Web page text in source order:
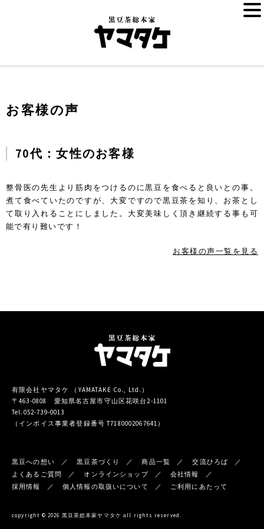
お客様の声
70代：女性のお客様
整骨医の先生より筋肉をつけるのに黒豆を食べると良いとの事。
煮て食べていたのですが、大変ですので黒豆茶を知り、お茶とし
て取り入れることにしました。大変美味しく頂き継続する事も可
能で有り難いです！
お客様の声一覧を見る
有限会社ヤマタケ （YAMATAKE Co., Ltd.）
〒463-0808 愛知県名古屋市守山区花咲台2-1101
Tel.052-739-0013
（インボイス事業者登録番号 T7180002067641）
黒豆への想い 黒豆茶づくり 商品一覧
交流ひろば
よくあるご質問
オンラインショップ
会社情報
採用情報
個人情報の取扱いについて ご利用にあたって
copyright © 2026 黒豆茶総本家ヤマタケ all rights reserved.